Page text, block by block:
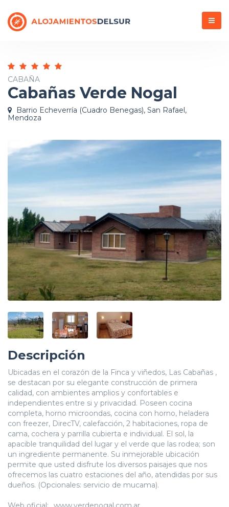
Menú
CABAÑA
Cabañas Verde Nogal
Barrio Echeverría (Cuadro Benegas), San Rafael,
Mendoza
Descripción
Ubicadas en el corazón de la Finca y viñedos, Las Cabañas ,
se destacan por su elegante construcción de primera
calidad, con ambientes amplios y confortables e
independientes entre si y privacidad. Poseen cocina
completa, horno microondas, cocina con horno, heladera
con freezer, DirecTV, calefacción, 2 habitaciones, ropa de
cama, cochera y parrilla cubierta e individual. El sol, la
apacible tranquilidad del lugar y el verde que las rodea; son
un ingrediente permanente. Su inmejorable ubicación
permite que usted disfrute los diversos paisajes que nos
ofrecemos las cuatro estaciones del año, atendidas por sus
dueños. (Opcionales: servicio de mucama).